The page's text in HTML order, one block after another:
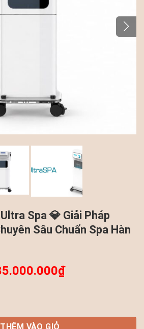
Spa 💎 Giải Pháp
Sâu Chuẩn Spa Hàn
₫
💎 Giải Pháp Chăm Sóc Da Chuyên
THÊM VÀO GIỎ